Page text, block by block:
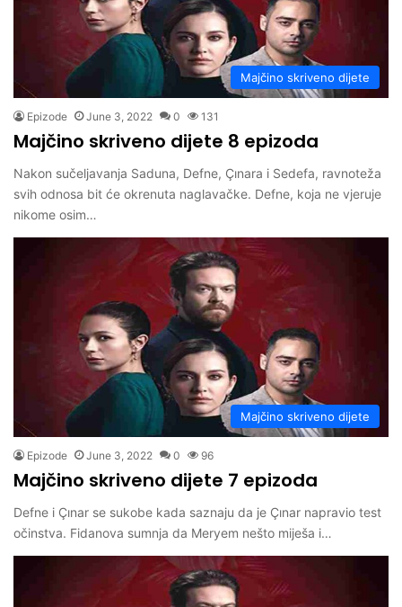
Majčino skriveno dijete
Epizode June 3, 2022 0 131
Majčino skriveno dijete 8 epizoda
Nakon sučeljavanja Saduna, Defne, Çınara i Sedefa, ravnoteža
svih odnosa bit će okrenuta naglavačke. Defne, koja ne vjeruje
nikome osim…
Majčino skriveno dijete
Epizode June 3, 2022 0 96
Majčino skriveno dijete 7 epizoda
Defne i Çınar se sukobe kada saznaju da je Çınar napravio test
očinstva. Fidanova sumnja da Meryem nešto miješa i…